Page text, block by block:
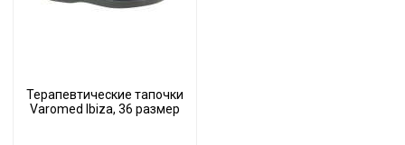
Терапевтические тапочки
Varomed Ibiza, 36 размер